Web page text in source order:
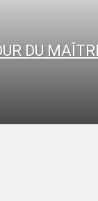
DU